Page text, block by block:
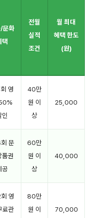
문화
택
전월
실적
조건
월 최대
혜택 한도
(원)
영
인
40만
원 이
상
25,000
문
품권
공
60만
원 이
상
40,000
영
료관
80만
원 이
70,000